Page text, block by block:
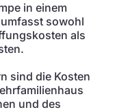
in einem
sowohl
als
sind die Kosten
und des